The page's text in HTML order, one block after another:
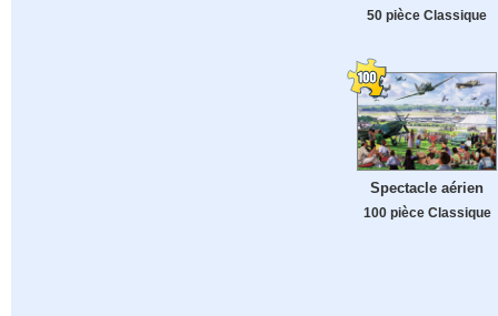
50 pièce Classique
Spectacle aérien
100 pièce Classique